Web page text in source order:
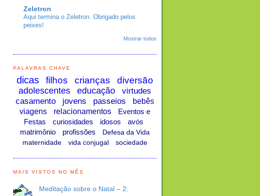
Zeletron
Aqui termina o Zeletron. Obrigado pelos
peixes!
Mostrar todos
PALAVRAS CHAVE
dicas filhos crianças diversão
adolescentes educação
virtudes
casamento
jovens passeios
bebês
viagens
relacionamentos
Eventos e
Festas
curiosidades idosos
avós
matrimônio
profissões
Defesa da Vida
maternidade
vida conjugal sociedade
MAIS VISTOS NO MÊS
Meditação sobre o Natal – 2: